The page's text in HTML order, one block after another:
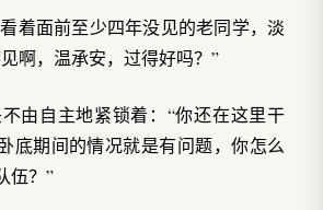
着面前至少四年没见的老同学，淡
啊，温承安，过得好吗？”
由自主地紧锁着：“你还在这里干
底期间的情况就是有问题，你怎么
伍？”